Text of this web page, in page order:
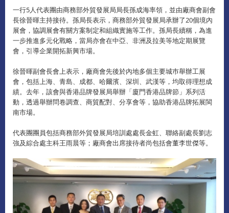
一行5人代表團由商務部外貿發展局局長孫成海率領，並由廠商會副會
長徐晉暉主持接待。孫局長表示，商務部外貿發展局承辦了20個境內
展會，協調展會有關方案制定和組織實施等工作。孫局長續稱，為進
一步推進多元化戰略，當局亦會在中亞、非洲及拉美等地定期展覽
會，引導企業開拓新興市場。
徐晉暉副會長會上表示，廠商會先後於內地多個主要城巿舉辦工展
會，包括上海、青島、成都、哈爾濱、深圳、武漢等，均取得理想成
績。去年，該會與香港品牌發展局舉辦「廈門香港品牌節」系列活
動，透過舉辦問卷調查、商貿配對、分享會等，協助香港品牌拓展閩
南市場。
代表團團員包括商務部外貿發展局培訓處處長金虹、聯絡副處長劉志
強及綜合處主科王雨晨等；廠商會出席接待者尚包括會董李世傑等。